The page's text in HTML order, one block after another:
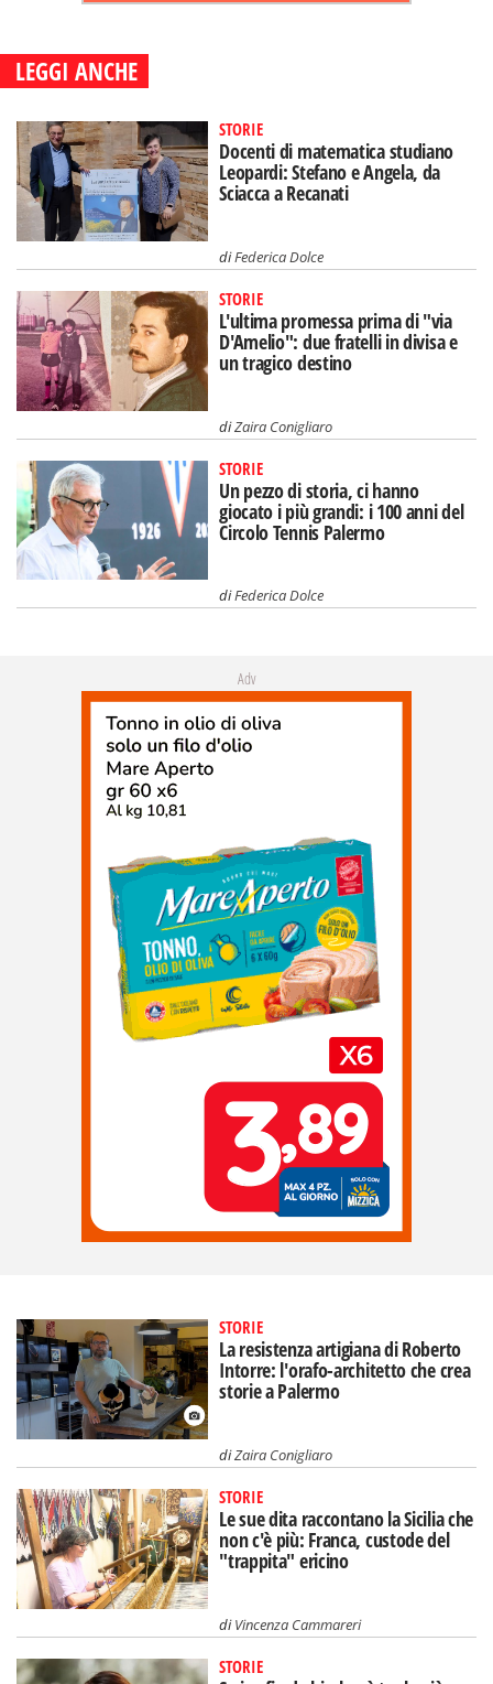
LEGGI ANCHE
STORIE
Docenti di matematica studiano
Leopardi: Stefano e Angela, da
Sciacca a Recanati
diFederica Dolce
STORIE
L'ultima promessa prima di "via
D'Amelio": due fratelli in divisa e
un tragico destino
diZaira Conigliaro
STORIE
Un pezzo di storia, ci hanno
giocato i più grandi: i 100 anni del
Circolo Tennis Palermo
diFederica Dolce
Adv
STORIE
La resistenza artigiana di Roberto
Intorre: l'orafo-architetto che crea
storie a Palermo
diZaira Conigliaro
STORIE
Le sue dita raccontano la Sicilia che
non c'è più: Franca, custode del
"trappita" ericino
diVincenza Cammareri
STORIE